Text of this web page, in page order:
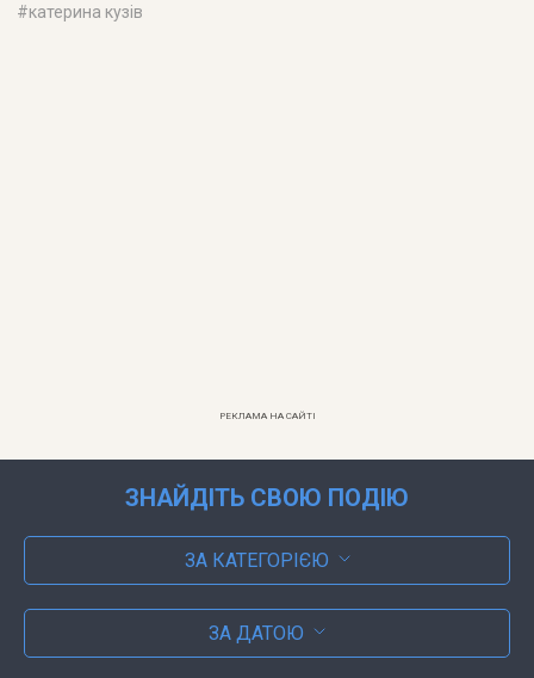
#катерина кузів
РЕКЛАМА НА САЙТІ
ЗНАЙДІТЬ СВОЮ ПОДІЮ
ЗА КАТЕГОРІЄЮ
ЗА ДАТОЮ